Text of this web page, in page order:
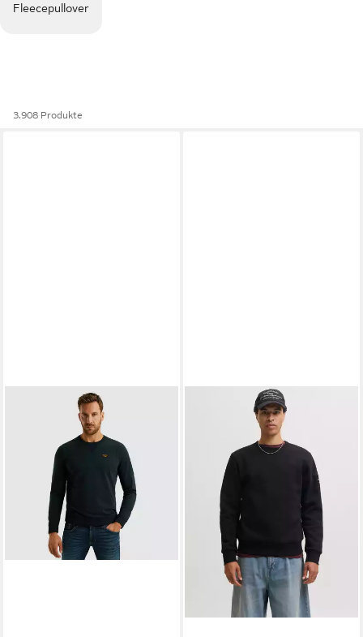
Fleecepullover
3.908 Produkte